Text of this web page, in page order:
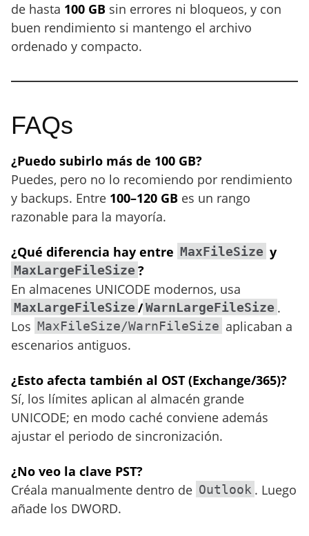
de hasta 100 GB sin errores ni bloqueos, y con
buen rendimiento si mantengo el archivo
ordenado y compacto.
FAQs
¿Puedo subirlo más de 100 GB?
Puedes, pero no lo recomiendo por rendimiento
y backups. Entre 100–120 GB es un rango
razonable para la mayoría.
¿Qué diferencia hay entre MaxFileSize y
MaxLargeFileSize ?
En almacenes UNICODE modernos, usa
MaxLargeFileSize /WarnLargeFileSize .
Los MaxFileSize/WarnFileSize aplicaban a
escenarios antiguos.
¿Esto afecta también al OST (Exchange/365)?
Sí, los límites aplican al almacén grande
UNICODE; en modo caché conviene además
ajustar el periodo de sincronización.
¿No veo la clave PST?
Créala manualmente dentro de Outlook . Luego
añade los DWORD.